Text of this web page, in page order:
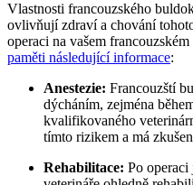
Vlastnosti francouzského
ovlivňují zdraví a chování
operaci na vašem
paměti následující informace:
Anestezie: Francouzští
dýcháním, zejména
kvalifikovaného
tímto rizikem a má
Rehabilitace: Po